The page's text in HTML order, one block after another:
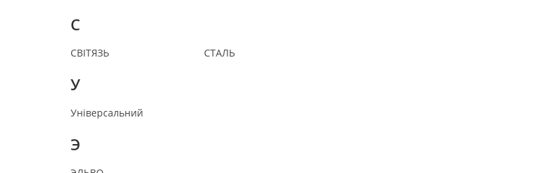
С
СВІТЯЗЬ СТАЛЬ
У
Універсальний
Э